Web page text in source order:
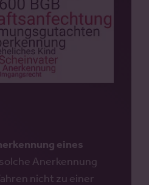
eines
Anerkennung
nicht zu einer